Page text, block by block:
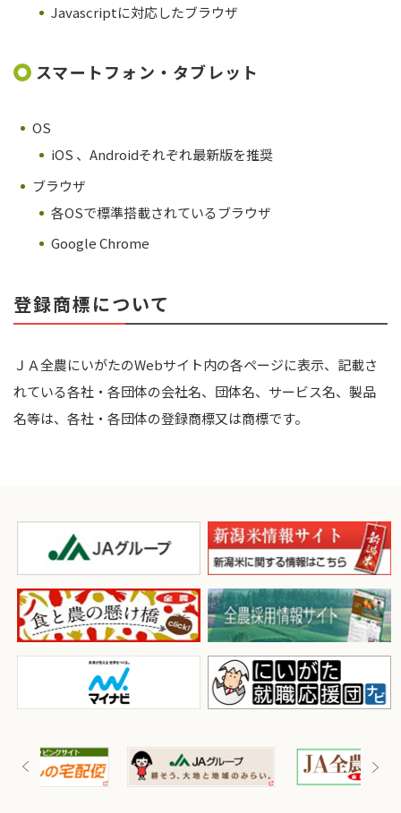
Javascriptに対応したブラウザ
スマートフォン・タブレット
OS
iOS 、Androidそれぞれ最新版を推奨
ブラウザ
各OSで標準搭載されているブラウザ
Google Chrome
登録商標について
ＪＡ全農にいがたのWebサイト内の各ページに表示、記載さ
れている各社・各団体の会社名、団体名、サービス名、製品
名等は、各社・各団体の登録商標又は商標です。